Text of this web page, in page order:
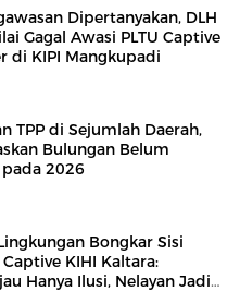
Dipertanyakan, DLH
Gagal Awasi PLTU Captive
di KIPI Mangkupadi
TPP di Sejumlah Daerah,
Bulungan Belum
2026
Bongkar Sisi
Captive KIHI Kaltara:
Hanya Ilusi, Nelayan Jadi